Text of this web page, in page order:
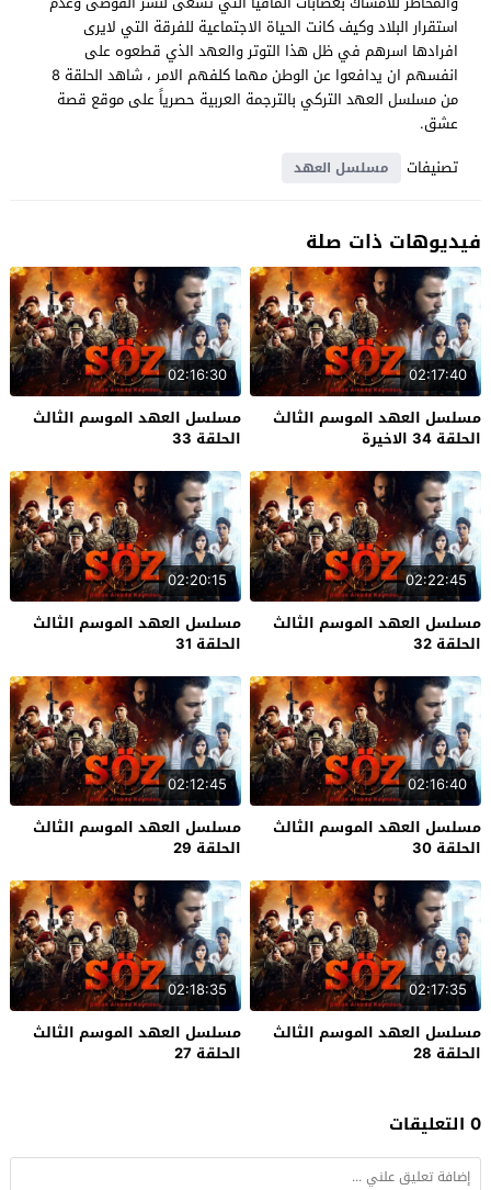
استقرار البلاد وكيف كانت الحياة الاجتماعية للفرقة التي لايرى
افرادها اسرهم في ظل هذا التوتر والعهد الذي قطعوه على
انفسهم ان يدافعوا عن الوطن مهما كلفهم الامر ، شاهد الحلقة 8
من مسلسل العهد التركي بالترجمة العربية حصرياً على موقع قصة
عشق.
تصنيفات
مسلسل العهد
فيديوهات ذات صلة
02:17:40
مسلسل العهد الموسم الثالث
الحلقة 34 الاخيرة
02:16:30
مسلسل العهد الموسم الثالث
الحلقة 33
02:22:45
مسلسل العهد الموسم الثالث
الحلقة 32
02:20:15
مسلسل العهد الموسم الثالث
الحلقة 31
02:16:40
مسلسل العهد الموسم الثالث
الحلقة 30
02:12:45
مسلسل العهد الموسم الثالث
الحلقة 29
02:17:35
مسلسل العهد الموسم الثالث
الحلقة 28
02:18:35
مسلسل العهد الموسم الثالث
الحلقة 27
0 التعليقات